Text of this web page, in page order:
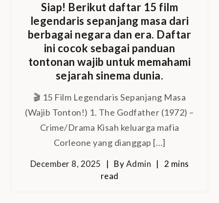
Siap! Berikut daftar 15 film
legendaris sepanjang masa dari
berbagai negara dan era. Daftar
ini cocok sebagai panduan
tontonan wajib untuk memahami
sejarah sinema dunia.
🎬 15 Film Legendaris Sepanjang Masa
(Wajib Tonton!) 1. The Godfather (1972) –
Crime/Drama Kisah keluarga mafia
Corleone yang dianggap […]
December 8, 2025 ByAdmin
2 mins
read